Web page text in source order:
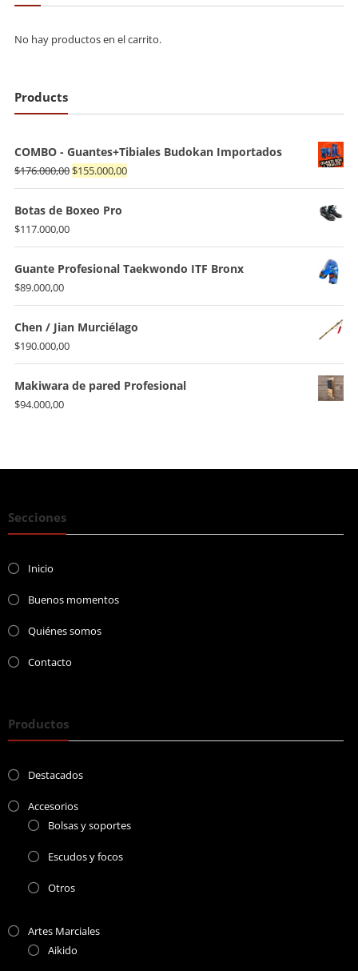
No hay productos en el carrito.
Products
COMBO - Guantes+Tibiales Budokan Importados
$176.000,00El
precio
original
$176.000,00.
$155.000,00El
precio
$155.000,00.
Botas de Boxeo Pro
$117.000,00
Guante Profesional Taekwondo ITF Bronx
$89.000,00
Chen / Jian Murciélago
$190.000,00
Makiwara de pared Profesional
$94.000,00
Secciones
Inicio
Buenos momentos
Quiénes somos
Contacto
Productos
Destacados
Accesorios
Bolsas y soportes
Escudos y focos
Otros
Artes Marciales
Aikido